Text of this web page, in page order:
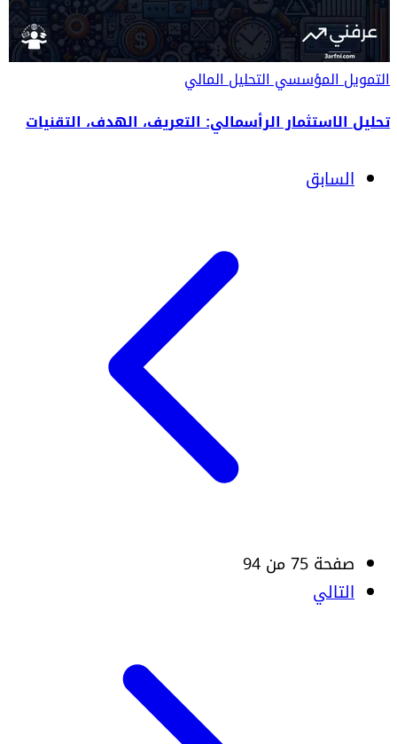
التمويل المؤسسيالتحليل المالي
تحليل الاستثمار الرأسمالي: التعريف، الهدف، التقنيات
السابق
صفحة 75 من 94
التالي